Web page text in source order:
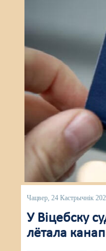
Чацвер, 24 Кастрычнік
У Віцебску
лётала